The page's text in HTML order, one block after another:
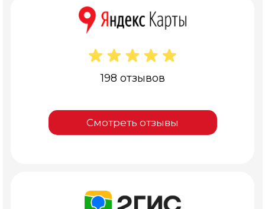
198 отзывов
Смотреть отзывы